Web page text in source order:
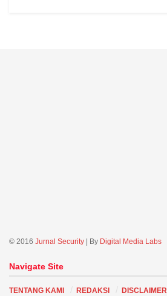
© 2016 Jurnal Security | By Digital Media Labs
Navigate Site
TENTANG KAMI REDAKSI DISCLAIMER